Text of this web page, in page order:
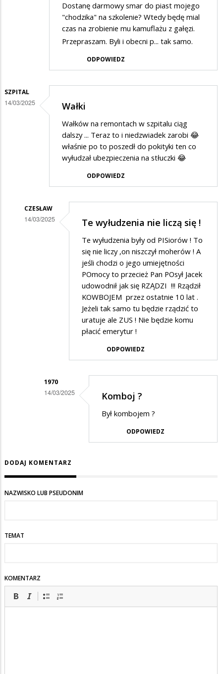
Dostanę darmowy smar do piast mojego
"chodzika" na szkolenie? Wtedy będę mial
czas na zrobienie mu kamuflażu z gałęzi.
Przepraszam. Byli i obecni p... tak samo.
ODPOWIEDZ
SZPITAL
14/03/2025 Wałki
Wałków na remontach w szpitalu ciąg
dalszy ... Teraz to i niedzwiadek zarobi 😂
właśnie po to poszedł do pokityki ten co
wyłudzał ubezpieczenia na stłuczki 😂
ODPOWIEDZ
CZESŁAW
14/03/2025 Te wyłudzenia nie liczą się !
Te wyłudzenia były od PISiorów ! To
się nie liczy ,on niszczył moherów ! A
jeśli chodzi o jego umiejętności
POmocy to przecież Pan POsył Jacek
udowodnił jak się RZĄDZI !!! Rządził
KOWBOJEM przez ostatnie 10 lat .
Jeżeli tak samo tu będzie rządzić to
uratuje ale ZUS ! Nie będzie komu
płacić emerytur !
ODPOWIEDZ
1970
14/03/2025
odpowiedzi
na
Te
nie
!
Komboj ?
Był kombojem ?
ODPOWIEDZ
DODAJ KOMENTARZ
NAZWISKO LUB PSEUDONIM
TEMAT
KOMENTARZ